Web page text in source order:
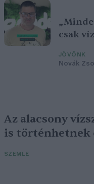
csak
JÖVŐNK
Novák
Az alacsony
is történhetnek
SZEMLE